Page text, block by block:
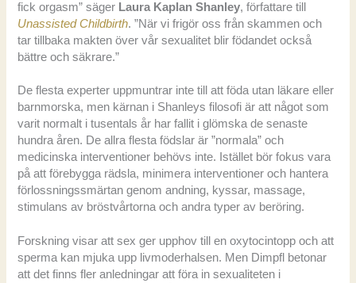
fick orgasm” säger Laura Kaplan Shanley, författare till
Unassisted Childbirth. ”När vi frigör oss från skammen och
tar tillbaka makten över vår sexualitet blir födandet också
bättre och säkrare.”
De flesta experter uppmuntrar inte till att föda utan läkare eller
barnmorska, men kärnan i Shanleys filosofi är att något som
varit normalt i tusentals år har fallit i glömska de senaste
hundra åren. De allra flesta födslar är ”normala” och
medicinska interventioner behövs inte. Istället bör fokus vara
på att förebygga rädsla, minimera interventioner och hantera
förlossningssmärtan genom andning, kyssar, massage,
stimulans av bröstvårtorna och andra typer av beröring.
Forskning visar att sex ger upphov till en oxytocintopp och att
sperma kan mjuka upp livmoderhalsen. Men Dimpfl betonar
att det finns fler anledningar att föra in sexualiteten i